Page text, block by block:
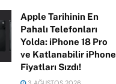
Apple Tarihinin En
Pahalı Telefonları
Yolda: iPhone 18 Pro
ve Katlanabilir iPhone
Fiyatları Sızdı!